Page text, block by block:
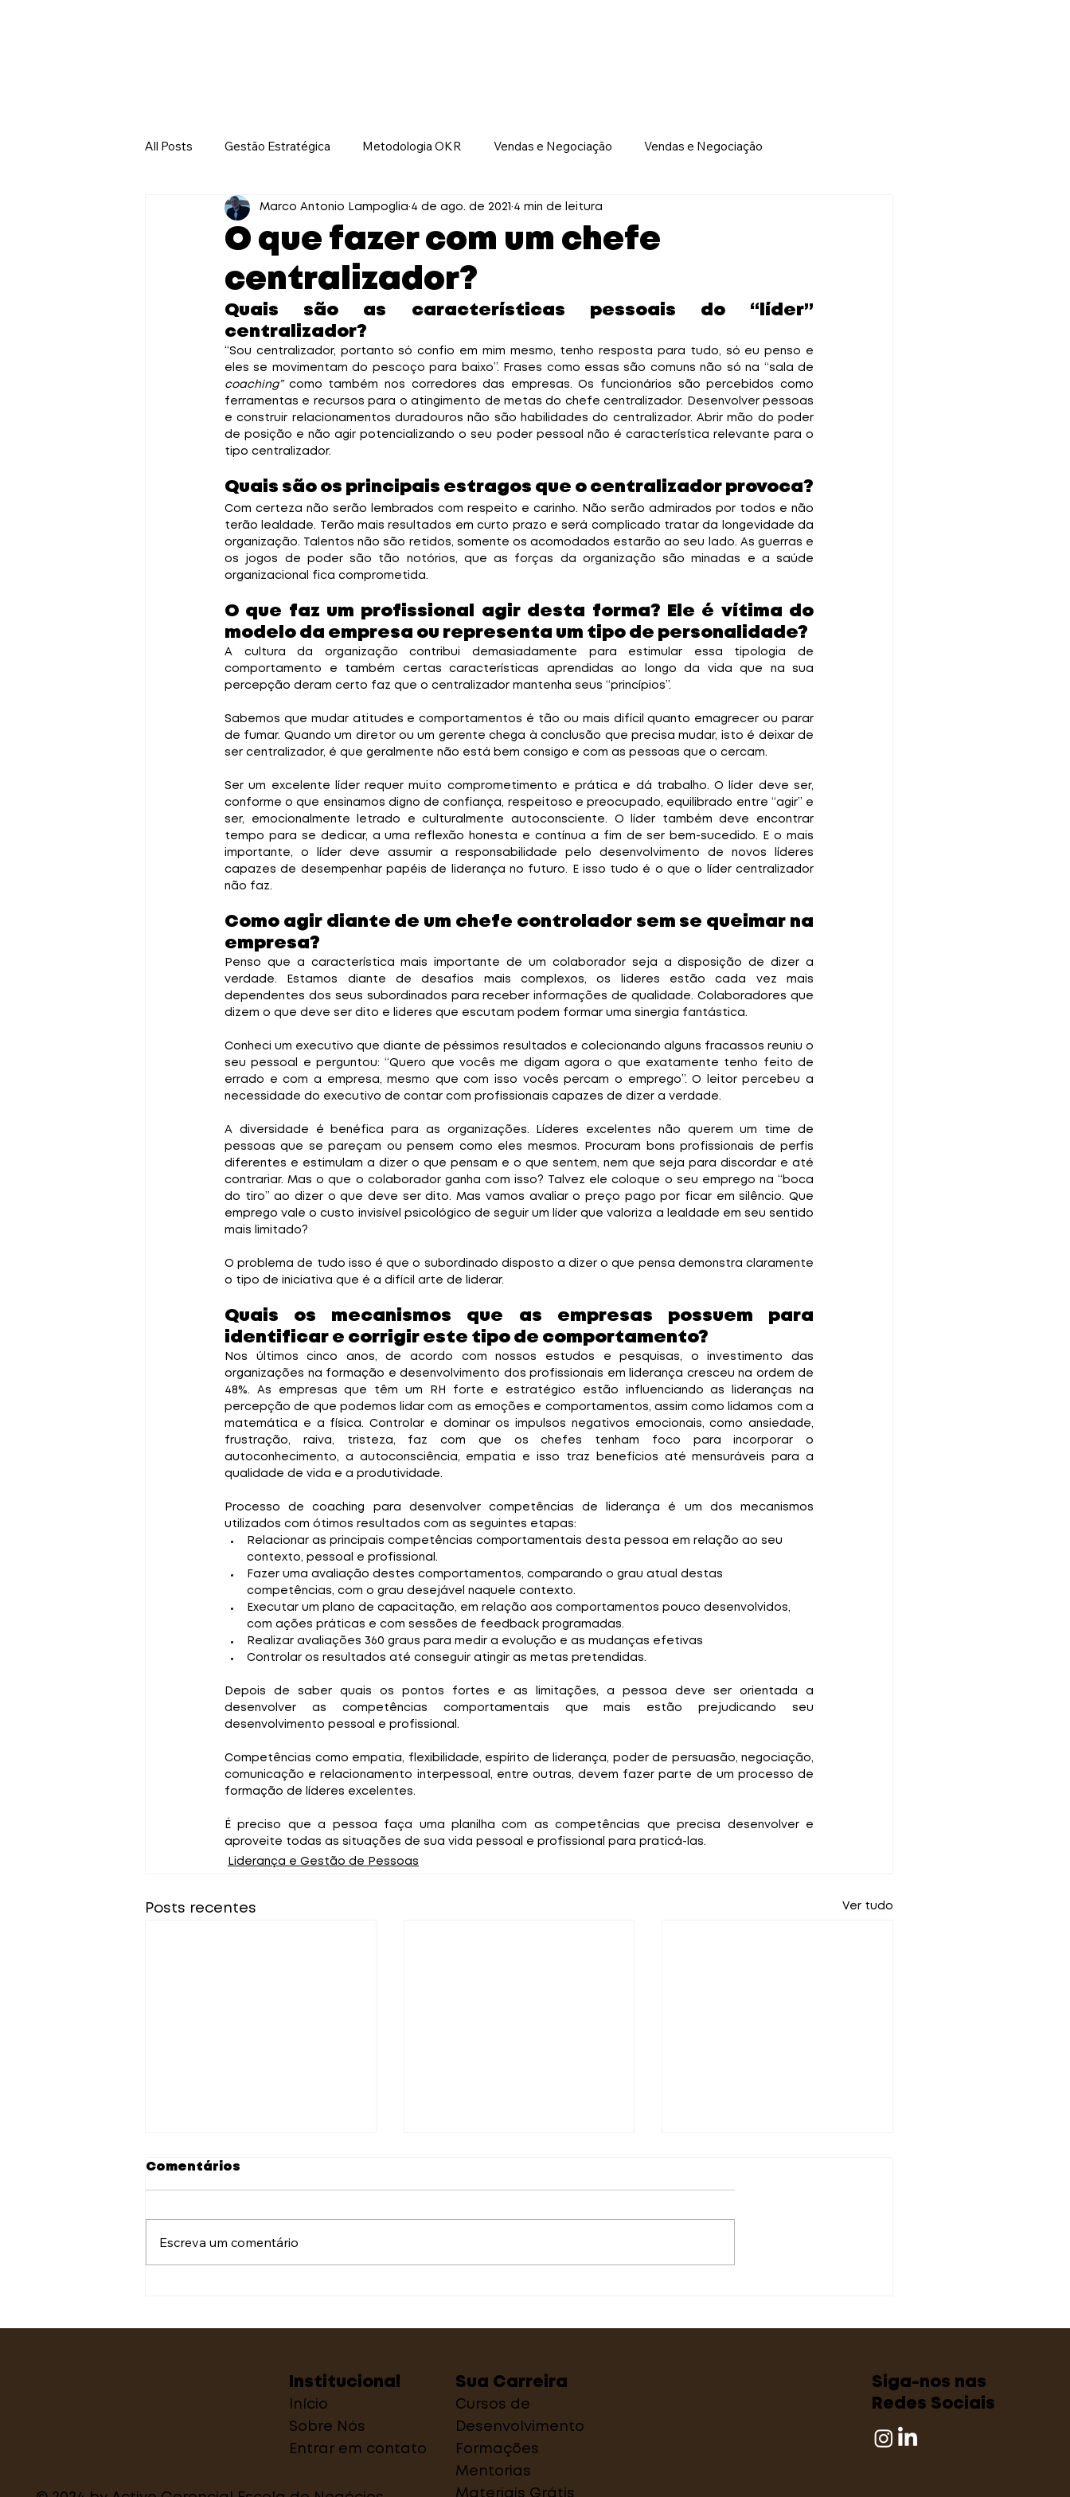
All Posts Gestão Estratégica Metodologia OKR Vendas e Negociação Vendas e Negociação
Liderança e Gestão de Pessoas Liderança e Gestão de Pessoas
O que fazer com um chefe
centralizador?
Marco Antonio Lampoglia 4 de ago. de 2021 4 min de leitura
Quais são as características pessoais do “líder”
centralizador?
“Sou centralizador, portanto só confio em mim mesmo, tenho resposta para tudo, só eu penso e
coaching” como também nos corredores das empresas. Os funcionários são percebidos como
ferramentas e recursos para o atingimento de metas do chefe centralizador. Desenvolver pessoas
e construir relacionamentos duradouros não são habilidades do centralizador. Abrir mão do poder
de posição e não agir potencializando o seu poder pessoal não é característica relevante para o
tipo centralizador.
Quais são os principais estragos que o centralizador provoca?
Com certeza não serão lembrados com respeito e carinho. Não serão admirados por todos e não
terão lealdade. Terão mais resultados em curto prazo e será complicado tratar da longevidade da
organização. Talentos não são retidos, somente os acomodados estarão ao seu lado. As guerras e
os jogos de poder são tão notórios, que as forças da organização são minadas e a saúde
organizacional fica comprometida.
O que faz um profissional agir desta forma? Ele é vítima do
modelo da empresa ou representa um tipo de personalidade?
A cultura da organização contribui demasiadamente para estimular essa tipologia de
comportamento e também certas características aprendidas ao longo da vida que na sua
percepção deram certo faz que o centralizador mantenha seus “princípios”.
Sabemos que mudar atitudes e comportamentos é tão ou mais difícil quanto emagrecer ou parar
de fumar. Quando um diretor ou um gerente chega à conclusão que precisa mudar, isto é deixar de
ser centralizador, é que geralmente não está bem consigo e com as pessoas que o cercam.
Ser um excelente líder requer muito comprometimento e prática e dá trabalho. O líder deve ser,
conforme o que ensinamos digno de confiança, respeitoso e preocupado, equilibrado entre “agir” e
ser, emocionalmente letrado e culturalmente autoconsciente. O líder também deve encontrar
tempo para se dedicar, a uma reflexão honesta e contínua a fim de ser bem-sucedido. E o mais
importante, o líder deve assumir a responsabilidade pelo desenvolvimento de novos líderes
capazes de desempenhar papéis de liderança no futuro. E isso tudo é o que o líder centralizador
não faz.
Como agir diante de um chefe controlador sem se queimar na
empresa?
Penso que a característica mais importante de um colaborador seja a disposição de dizer a
verdade. Estamos diante de desafios mais complexos, os lideres estão cada vez mais
dependentes dos seus subordinados para receber informações de qualidade. Colaboradores que
dizem o que deve ser dito e lideres que escutam podem formar uma sinergia fantástica.
Conheci um executivo que diante de péssimos resultados e colecionando alguns fracassos reuniu o
seu pessoal e perguntou: “Quero que vocês me digam agora o que exatamente tenho feito de
errado e com a empresa, mesmo que com isso vocês percam o emprego”. O leitor percebeu a
necessidade do executivo de contar com profissionais capazes de dizer a verdade.
A diversidade é benéfica para as organizações. Líderes excelentes não querem um time de
pessoas que se pareçam ou pensem como eles mesmos. Procuram bons profissionais de perfis
diferentes e estimulam a dizer o que pensam e o que sentem, nem que seja para discordar e até
contrariar. Mas o que o colaborador ganha com isso? Talvez ele coloque o seu emprego na “boca
do tiro” ao dizer o que deve ser dito. Mas vamos avaliar o preço pago por ficar em silêncio. Que
emprego vale o custo invisível psicológico de seguir um líder que valoriza a lealdade em seu sentido
mais limitado?
O problema de tudo isso é que o subordinado disposto a dizer o que pensa demonstra claramente
o tipo de iniciativa que é a difícil arte de liderar.
Quais os mecanismos que as empresas possuem para
identificar e corrigir este tipo de comportamento?
Nos últimos cinco anos, de acordo com nossos estudos e pesquisas, o investimento das
organizações na formação e desenvolvimento dos profissionais em liderança cresceu na ordem de
48%. As empresas que têm um RH forte e estratégico estão influenciando as lideranças na
percepção de que podemos lidar com as emoções e comportamentos, assim como lidamos com a
matemática e a física. Controlar e dominar os impulsos negativos emocionais, como ansiedade,
frustração, raiva, tristeza, faz com que os chefes tenham foco para incorporar o
autoconhecimento, a autoconsciência, empatia e isso traz benefícios até mensuráveis para a
qualidade de vida e a produtividade.
Processo de coaching para desenvolver competências de liderança é um dos mecanismos
utilizados com ótimos resultados com as seguintes etapas:
Relacionar as principais competências comportamentais desta pessoa em relação ao seu
contexto, pessoal e profissional.
Fazer uma avaliação destes comportamentos, comparando o grau atual destas
competências, com o grau desejável naquele contexto.
Executar um plano de capacitação, em relação aos comportamentos pouco desenvolvidos,
com ações práticas e com sessões de feedback programadas.
Realizar avaliações 360 graus para medir a evolução e as mudanças efetivas
Controlar os resultados até conseguir atingir as metas pretendidas.
Depois de saber quais os pontos fortes e as limitações, a pessoa deve ser orientada a
desenvolver as competências comportamentais que mais estão prejudicando seu
desenvolvimento pessoal e profissional.
Competências como empatia, flexibilidade, espírito de liderança, poder de persuasão, negociação,
comunicação e relacionamento interpessoal, entre outras, devem fazer parte de um processo de
formação de líderes excelentes.
É preciso que a pessoa faça uma planilha com as competências que precisa desenvolver e
aproveite todas as situações de sua vida pessoal e profissional para praticá-las.
Liderança e Gestão de Pessoas
Posts recentes Ver tudo
precisa saber
empírico?
Comentários
Escreva um comentário
Institucional
Início
Sobre Nós
Entrar em contato
Sua Carreira
Cursos de
Desenvolvimento
Formações
Mentorias
Materiais Grátis
Siga-nos nas
Redes Sociais